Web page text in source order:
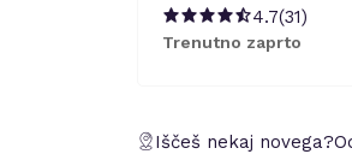
4.7(31)
Trenutno zaprto
Iščeš nekaj novega?